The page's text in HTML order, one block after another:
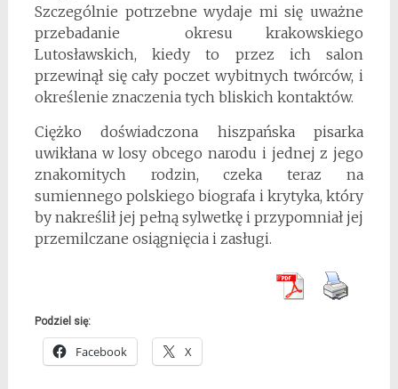
Szczególnie potrzebne wydaje mi się uważne
przebadanie okresu krakowskiego
Lutosławskich, kiedy to przez ich salon
przewinął się cały poczet wybitnych twórców, i
określenie znaczenia tych bliskich kontaktów.
Ciężko doświadczona hiszpańska pisarka
uwikłana w losy obcego narodu i jednej z jego
znakomitych rodzin, czeka teraz na
sumiennego polskiego biografa i krytyka, który
by nakreślił jej pełną sylwetkę i przypomniał jej
przemilczane osiągnięcia i zasługi.
Podziel się:
Facebook X